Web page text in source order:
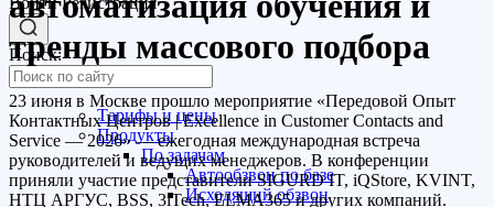
Поиск:
Тарифы и цены
Продукты
По задачам
Автообзвон по базе
Исходящий обзвон
тренды массового подбора
23 июня в Москве прошло мероприятие «Передовой Опыт
Контактных Центров | Excellence in Customer Contacts and
Service — 2026» — ежегодная международная встреча
руководителей и ведущих менеджеров. В конференции
приняли участие представители SIGURD IT, iQStore, KVINT,
НТЦ АРГУС, BSS, 3iTech, ELMA365 и других компаний.